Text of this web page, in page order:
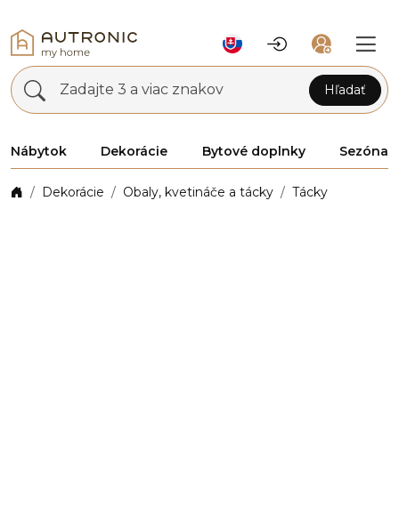
Zadajte 3 a viac znakov Hľadať
Nábytok Dekorácie Bytové doplnky Sezóna
Dekorácie Obaly, kvetináče a tácky Tácky